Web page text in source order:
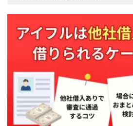
だし、特定の商品を根拠なくPRするものではな
への口コミ収集などに基づき、公平性を担保し
>提携企業一覧